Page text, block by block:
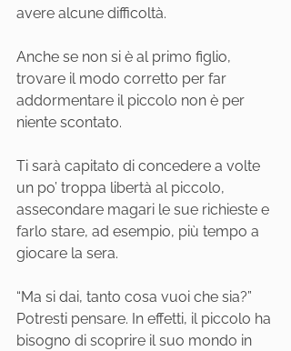
avere alcune difficoltà.
Anche se non si è al primo figlio,
trovare il modo corretto per far
addormentare il piccolo non è per
niente scontato.
Ti sarà capitato di concedere a volte
un po’ troppa libertà al piccolo,
assecondare magari le sue richieste e
farlo stare, ad esempio, più tempo a
giocare la sera.
“Ma si dai, tanto cosa vuoi che sia?”
Potresti pensare. In effetti, il piccolo ha
bisogno di scoprire il suo mondo in